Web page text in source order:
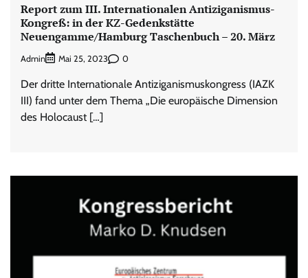
Report zum III. Internationalen Antiziganismus-
Kongreß: in der KZ-Gedenkstätte
Neuengamme/Hamburg Taschenbuch – 20. März
Admin Mai 25, 2023 0
Der dritte Internationale Antiziganismuskongress (IAZK
III) fand unter dem Thema „Die europäische Dimension
des Holocaust […]